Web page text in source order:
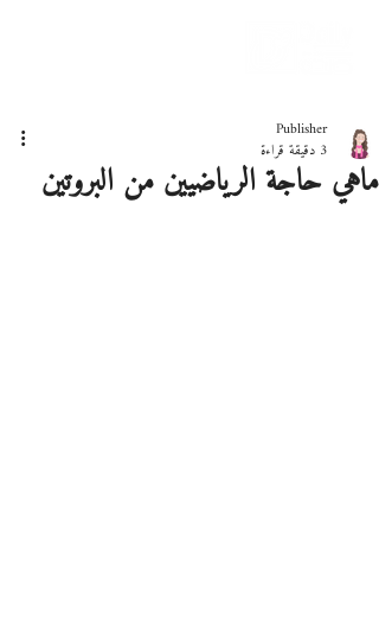
ماهي حاجة الرياضيين من البروتين
Publisher
3 دقيقة قراءة